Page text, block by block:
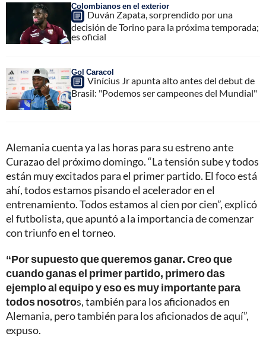
Colombianos en el exterior
Duván Zapata, sorprendido por una
decisión de Torino para la próxima temporada;
es oficial
Gol Caracol
Vinícius Jr apunta alto antes del debut de
Brasil: "Podemos ser campeones del Mundial"
Alemania cuenta ya las horas para su estreno ante
Curazao del próximo domingo. “La tensión sube y todos
están muy excitados para el primer partido. El foco está
ahí, todos estamos pisando el acelerador en el
entrenamiento. Todos estamos al cien por cien”, explicó
el futbolista, que apuntó a la importancia de comenzar
con triunfo en el torneo.
“Por supuesto que queremos ganar. Creo que
cuando ganas el primer partido, primero das
ejemplo al equipo y eso es muy importante para
todos nosotros, también para los aficionados en
Alemania, pero también para los aficionados de aquí”,
expuso.